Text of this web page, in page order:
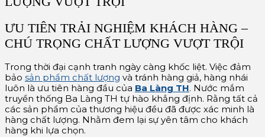
ƯU TIÊN TRẢI NGHIỆM KHÁCH HÀNG –
CHÚ TRỌNG CHẤT LƯỢNG VƯỢT TRỘI
Trong thời đại cạnh tranh ngày càng khốc liệt. Việc đảm
bảo sản phẩm chất lượng và tránh hàng giả, hàng nhái
luôn là ưu tiên hàng đầu của Ba Làng TH. Nước mắm
truyền thống Ba Làng TH tự hào khẳng định. Rằng tất cả
các sản phẩm của thương hiệu đều đã được xác minh là
hàng chất lượng. Nhằm đem lại sự yên tâm cho khách
hàng khi lựa chọn.